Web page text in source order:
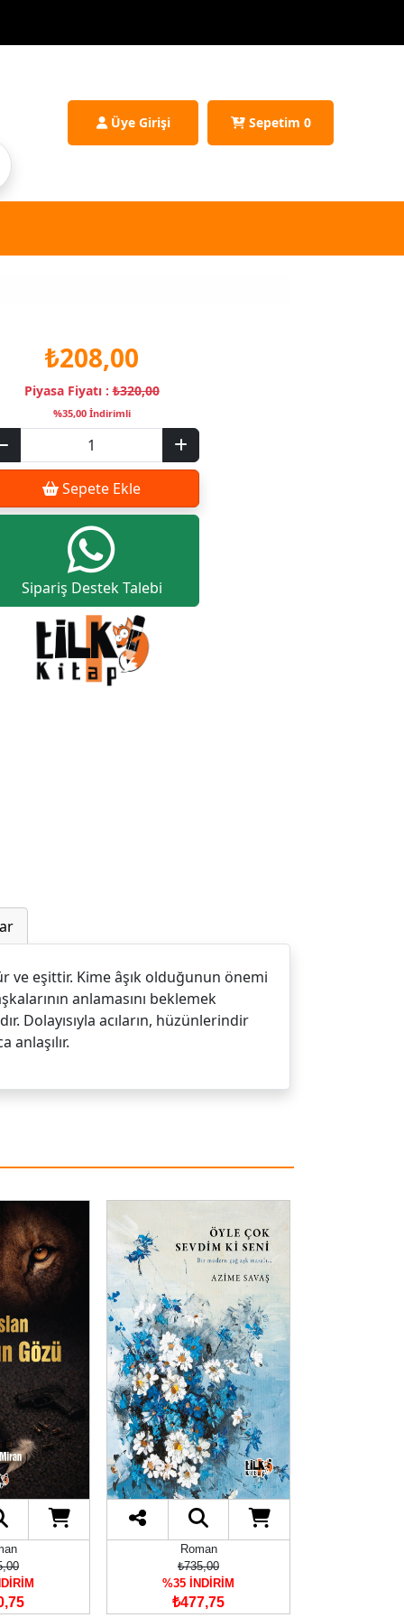
Üye Girişi Sepetim 0
₺208,00
Piyasa Fiyatı :₺320,00
%35,00 İndirimli
Sepete Ekle
Sipariş Destek Talebi
ve eşittir. Kime âşık olduğunun önemi
anlamasını beklemek
Dolayısıyla acıların, hüzünlerindir
anlaşılır.
Roman
₺735,00
%35 İNDİRİM
₺477,75